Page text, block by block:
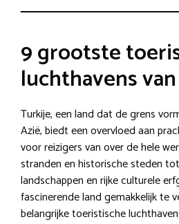
9 grootste
luchthavens
Turkije, een land dat de grens
Azië, biedt een overvloed aan
voor reizigers van over de hele
stranden en historische steden
landschappen en rijke culturele
fascinerende land gemakkelijk te
belangrijke toeristische